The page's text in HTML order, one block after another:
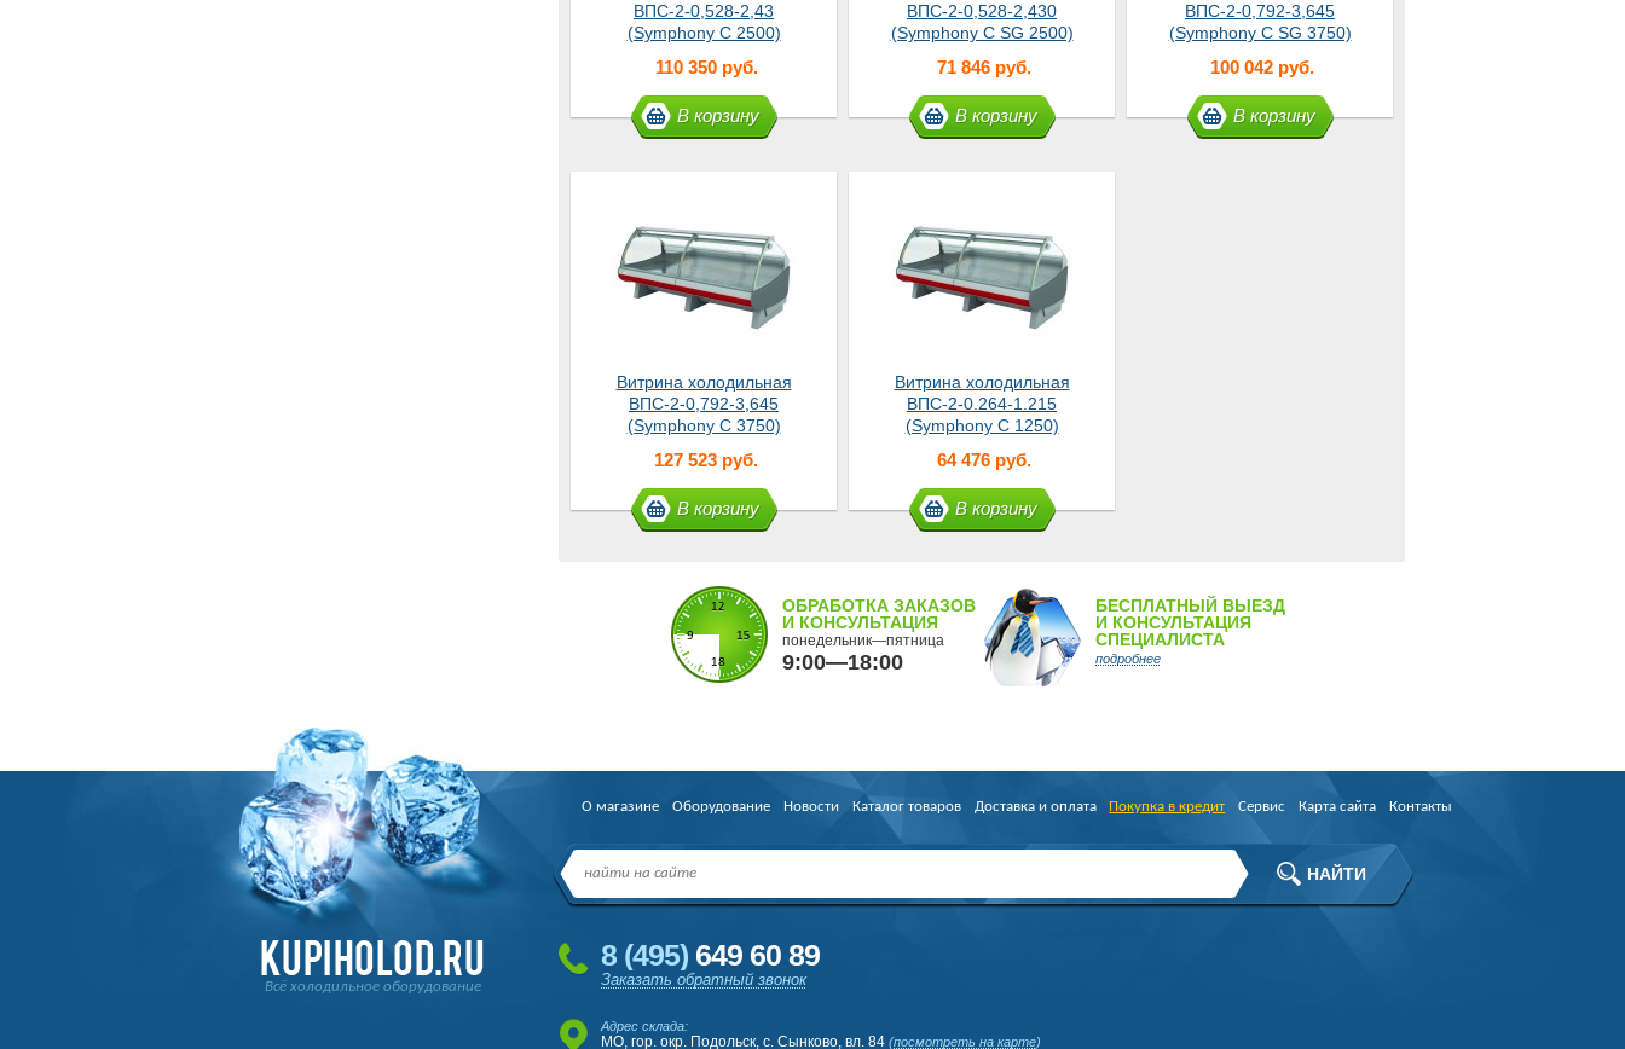
ВПС-2-0,528-2,43
(Symphony С 2500)
110 350 руб.
В корзину
ВПС-2-0,528-2,430
(Symphony С SG 2500)
71 846 руб.
В корзину
ВПС-2-0,792-3,645
(Symphony С SG 3750)
100 042 руб.
В корзину
Витрина холодильная
ВПС-2-0,792-3,645
(Symphony С 3750)
127 523 руб.
В корзину
Витрина холодильная
ВПС-2-0.264-1.215
(Symphony С 1250)
64 476 руб.
В корзину
ОБРАБОТКА ЗАКАЗОВ
И КОНСУЛЬТАЦИЯ
понедельник—пятница
9:00—18:00
БЕСПЛАТНЫЙ ВЫЕЗД
И КОНСУЛЬТАЦИЯ
СПЕЦИАЛИСТА
подробнее
Всё холодильное оборудование
8 (495) 649 60 89
Заказать обратный звонок
Адрес склада:
МО, гор. окр. Подольск, с. Сынково, вл. 84 (посмотреть на карте)
О магазине Оборудование Новости Каталог товаров Доставка и оплата Покупка в кредит Сервис Карта сайта Контакты